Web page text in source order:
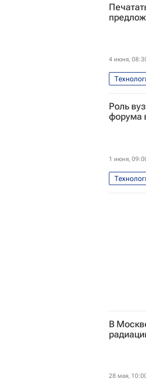
4 июня,
Роль
форума
1 июня,
В
28 мая,